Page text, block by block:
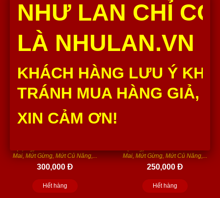
Thêm vào giỏ Thêm vào giỏ
MỨT HỘP ĐỦ LOẠI LOẠI 1
Mai, Mứt Gừng, Mứt Củ Năng,...
300,000 Đ
Hết hàng
Mai, Mứt Gừng, Mứt Củ Năng,...
250,000 Đ
Hết hàng
NHƯ LAN CHỈ
LÀ NHULAN.VN
KHÁCH HÀNG LƯU Ý
TRÁNH MUA HÀNG GIẢ,
XIN CẢM ƠN!